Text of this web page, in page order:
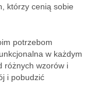
którzy cenią sobie
potrzebom
w każdym
różnych wzorów i
i pobudzić